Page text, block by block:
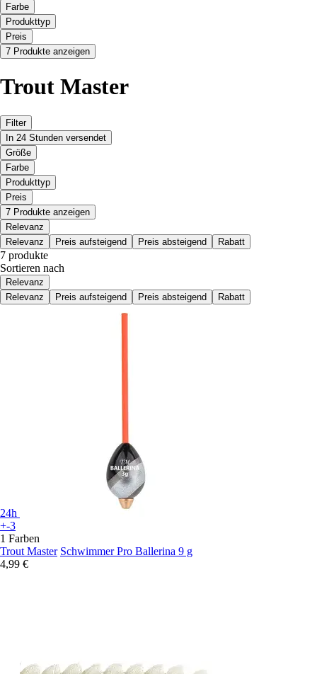
Farbe
Produkttyp
Preis
7 Produkte anzeigen
Trout Master
Filter
In 24 Stunden versendet
Größe
Farbe
Produkttyp
Preis
7 Produkte anzeigen
Relevanz
Relevanz
Preis aufsteigend Preis absteigend Rabatt
7 produkte
Sortieren nach
Relevanz
Relevanz
Preis aufsteigend Preis absteigend Rabatt
24h
+-3
1 Farben
Trout Master Schwimmer Pro Ballerina 9 g
4,99 €